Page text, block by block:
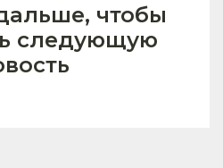
чтобы
следующую